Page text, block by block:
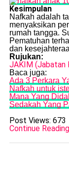
Kesimpulan
Nafkah adalah
menyaksikan
rumah tangga.
Pematuhan
dan
Rujukan:
JAKIM (Jabatan
Baca juga:
Ada 3 Perkara
Nafkah untuk
Mana Yang
Sedakah Yang
Post Views: 673
Continue Reading